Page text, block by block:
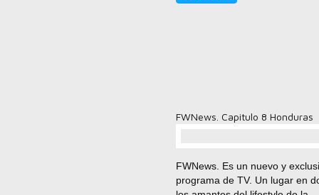
FWNews. Capitulo 8 Honduras
FWNews. Es un nuevo y
programa de TV. Un lugar en